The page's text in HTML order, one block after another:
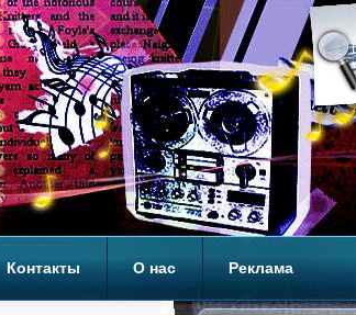
Контакты О нас Реклама